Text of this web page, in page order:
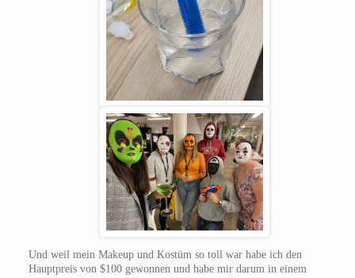
Und weil mein Makeup und Kostüm so toll war habe ich den
Hauptpreis von $100 gewonnen und habe mir darum in einem